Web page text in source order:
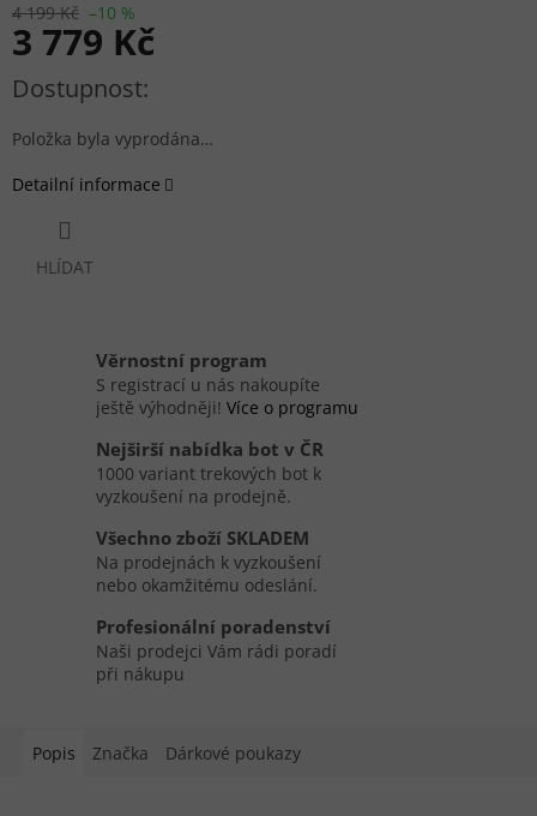
4 199 Kč –10 %
3 779 Kč
Měrná cena:
Položka byla vyprodána…
Detailní informace
HLÍDAT
Věrnostní program
S registrací u nás nakoupíte
ještě výhodněji! Více o programu
Nejširší nabídka bot v ČR
1000 variant trekových bot k
vyzkoušení na prodejně.
Všechno zboží SKLADEM
Na prodejnách k vyzkoušení
nebo okamžitému odeslání.
Profesionální poradenství
Naši prodejci Vám rádi poradí
při nákupu
Popis Značka Dárkové poukazy